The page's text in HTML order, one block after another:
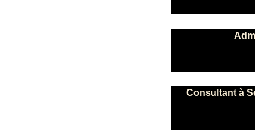
Consultant à